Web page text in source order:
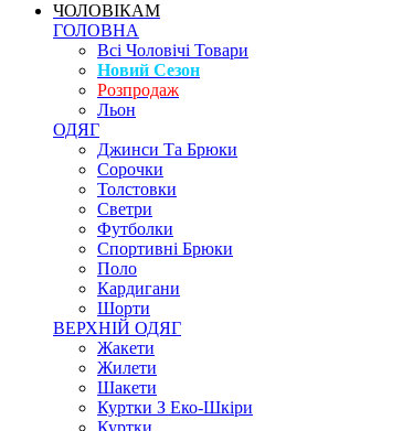
ЧОЛОВІКАМ
ГОЛОВНА
Всі Чоловічі Товари
Новий Сезон
Розпродаж
Льон
ОДЯГ
Джинси Та Брюки
Сорочки
Толстовки
Светри
Футболки
Спортивні Брюки
Поло
Кардигани
Шорти
ВЕРХНІЙ ОДЯГ
Жакети
Жилети
Шакети
Куртки З Еко-Шкіри
Куртки